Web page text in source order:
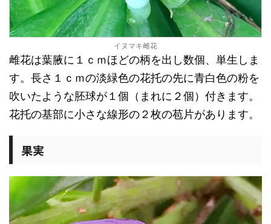
イヌマキ雌花
雌花は葉腋に１ｃｍほどの柄を出し数個、単生しま
す。長さ１ｃｍの淡緑色の花托の先に青白色の粉を
吹いたような胚球が１個（まれに２個）付きます。
花托の基部に小さな線形の２枚の苞片があります。
果実